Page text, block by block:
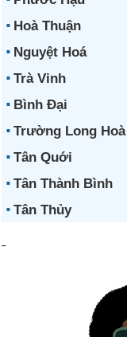
Hoà Thuận
Nguyệt Hoá
Trà Vinh
Bình Đại
Trường Long Hoà
Tân Quới
Tân Thành Bình
Tân Thủy